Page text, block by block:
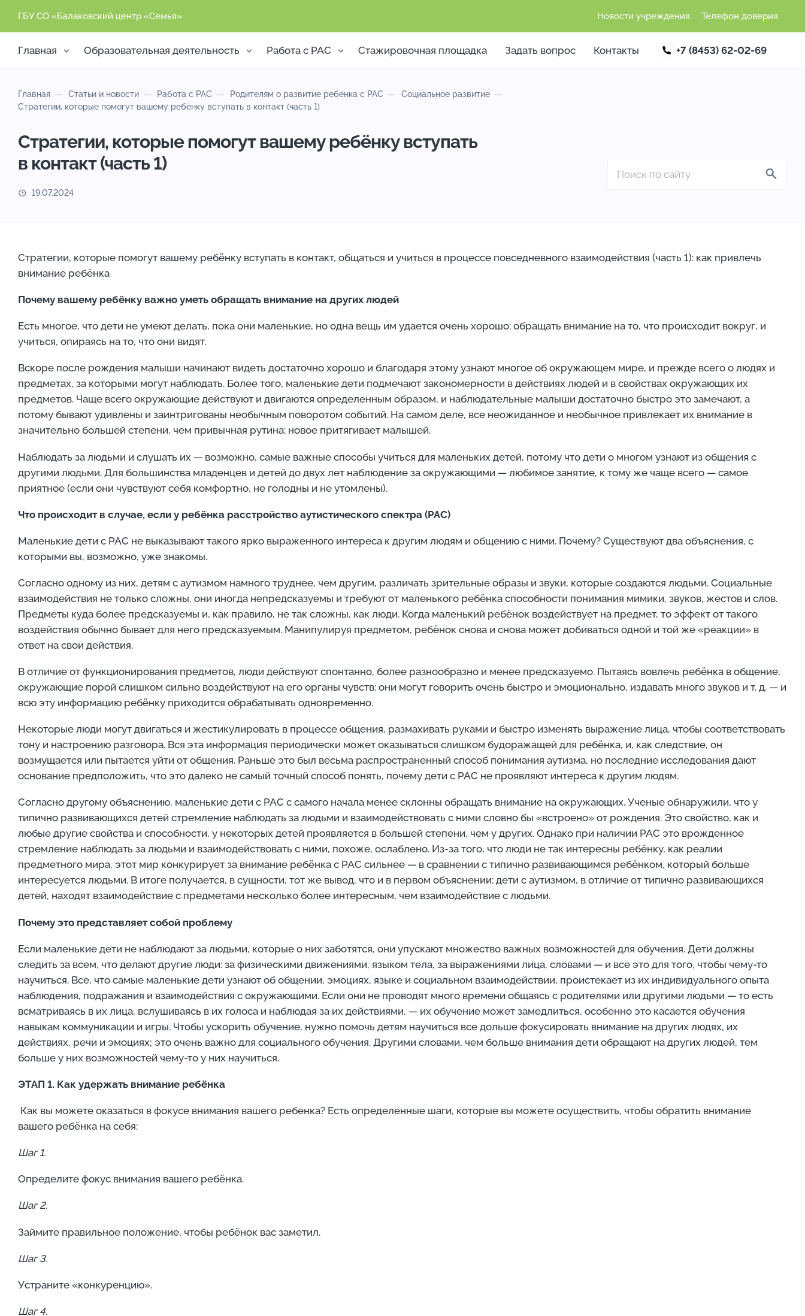
ГБУ СО «Балаковский центр «Семья» Новости учреждения Телефон доверия
Главная Образовательная деятельность Работа с РАС Стажировочная площадка Задать вопрос Контакты +7 (8453) 62-02-69
Главная Статьи и новости Работа с РАС Родителям о развитие ребенка с РАС
Социальное развитие
Стратегии, которые помогут вашему ребёнку вступать в контакт (часть 1)
Стратегии, которые помогут вашему ребёнку вступать
в контакт (часть 1)
19.07.2024
Стратегии, которые помогут вашему ребёнку вступать в контакт, общаться и учиться в процессе повседневного взаимодействия (часть 1): как привлечь
внимание ребёнка
Почему вашему ребёнку важно уметь обращать внимание на других людей
Есть многое, что дети не умеют делать, пока они маленькие, но одна вещь им удается очень хорошо: обращать внимание на то, что происходит вокруг, и
учиться, опираясь на то, что они видят.
Вскоре после рождения малыши начинают видеть достаточно хорошо и благодаря этому узнают многое об окружающем мире, и прежде всего о людях и
предметах, за которыми могут наблюдать. Более того, маленькие дети подмечают закономерности в действиях людей и в свойствах окружающих их
предметов. Чаще всего окружающие действуют и двигаются определенным образом, и наблюдательные малыши достаточно быстро это замечают, а
потому бывают удивлены и заинтригованы необычным поворотом событий. На самом деле, все неожиданное и необычное привлекает их внимание в
значительно большей степени, чем привычная рутина: новое притягивает малышей.
Наблюдать за людьми и слушать их — возможно, самые важные способы учиться для маленьких детей, потому что дети о многом узнают из общения с
другими людьми. Для большинства младенцев и детей до двух лет наблюдение за окружающими — любимое занятие, к тому же чаще всего — самое
приятное (если они чувствуют себя комфортно, не голодны и не утомлены).
Что происходит в случае, если у ребёнка расстройство аутистического спектра (РАС)
Маленькие дети с РАС не выказывают такого ярко выраженного интереса к другим людям и общению с ними. Почему? Существуют два объяснения, с
которыми вы, возможно, уже знакомы.
Согласно одному из них, детям с аутизмом намного труднее, чем другим, различать зрительные образы и звуки, которые создаются людьми. Социальные
взаимодействия не только сложны, они иногда непредсказуемы и требуют от маленького ребёнка способности понимания мимики, звуков, жестов и слов.
Предметы куда более предсказуемы и, как правило, не так сложны, как люди. Когда маленький ребёнок воздействует на предмет, то эффект от такого
воздействия обычно бывает для него предсказуемым. Манипулируя предметом, ребёнок снова и снова может добиваться одной и той же «реакции» в
ответ на свои действия.
В отличие от функционирования предметов, люди действуют спонтанно, более разнообразно и менее предсказуемо. Пытаясь вовлечь ребёнка в общение,
окружающие порой слишком сильно воздействуют на его органы чувств: они могут говорить очень быстро и эмоционально, издавать много звуков и т. д. — и
всю эту информацию ребёнку приходится обрабатывать одновременно.
Некоторые люди могут двигаться и жестикулировать в процессе общения, размахивать руками и быстро изменять выражение лица, чтобы соответствовать
тону и настроению разговора. Вся эта информация периодически может оказываться слишком будоражащей для ребёнка, и, как следствие, он
возмущается или пытается уйти от общения. Раньше это был весьма распространенный способ понимания аутизма, но последние исследования дают
основание предположить, что это далеко не самый точный способ понять, почему дети с РАС не проявляют интереса к другим людям.
Согласно другому объяснению, маленькие дети с РАС с самого начала менее склонны обращать внимание на окружающих. Ученые обнаружили, что у
типично развивающихся детей стремление наблюдать за людьми и взаимодействовать с ними словно бы «встроено» от рождения. Это свойство, как и
любые другие свойства и способности, у некоторых детей проявляется в большей степени, чем у других. Однако при наличии РАС это врожденное
стремление наблюдать за людьми и взаимодействовать с ними, похоже, ослаблено. Из-за того, что люди не так интересны ребёнку, как реалии
предметного мира, этот мир конкурирует за внимание ребёнка с РАС сильнее — в сравнении с типично развивающимся ребёнком, который больше
интересуется людьми. В итоге получается, в сущности, тот же вывод, что и в первом объяснении: дети с аутизмом, в отличие от типично развивающихся
детей, находят взаимодействие с предметами несколько более интересным, чем взаимодействие с людьми.
Почему это представляет собой проблему
Если маленькие дети не наблюдают за людьми, которые о них заботятся, они упускают множество важных возможностей для обучения. Дети должны
следить за всем, что делают другие люди: за физическими движениями, языком тела, за выражениями лица, словами — и все это для того, чтобы чему-то
научиться. Все, что самые маленькие дети узнают об общении, эмоциях, языке и социальном взаимодействии, проистекает из их индивидуального опыта
наблюдения, подражания и взаимодействия с окружающими. Если они не проводят много времени общаясь с родителями или другими людьми — то есть
всматриваясь в их лица, вслушиваясь в их голоса и наблюдая за их действиями, — их обучение может замедлиться, особенно это касается обучения
навыкам коммуникации и игры. Чтобы ускорить обучение, нужно помочь детям научиться все дольше фокусировать внимание на других людях, их
действиях, речи и эмоциях; это очень важно для социального обучения. Другими словами, чем больше внимания дети обращают на других людей, тем
больше у них возможностей чему-то у них научиться.
ЭТАП 1. Как удержать внимание ребёнка
Как вы можете оказаться в фокусе внимания вашего ребенка? Есть определенные шаги, которые вы можете осуществить, чтобы обратить внимание
вашего ребёнка на себя:
Шаг 1.
Определите фокус внимания вашего ребёнка.
Шаг 2.
Займите правильное положение, чтобы ребёнок вас заметил.
Шаг 3.
Устраните «конкуренцию».
Шаг 4.